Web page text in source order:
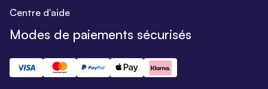
Centre d'aide
Modes de paiements sécurisés